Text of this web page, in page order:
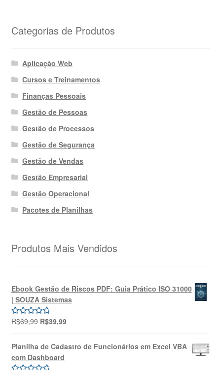
Categorias de Produtos
Aplicação Web
Cursos e Treinamentos
Finanças Pessoais
Gestão de Pessoas
Gestão de Processos
Gestão de Segurança
Gestão de Vendas
Gestão Empresarial
Gestão Operacional
Pacotes de Planilhas
Produtos Mais Vendidos
Ebook Gestão de Riscos PDF: Guia Prático ISO 31000
| SOUZA Sistemas
Avaliação
R$69,99 O
original
era:
R$69,99.
R$39,99O
atual
é:
Planilha de Cadastro de Funcionários em Excel VBA
com Dashboard